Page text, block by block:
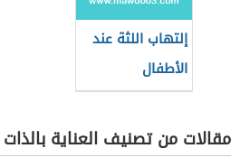
إلتهاب اللثة عند
الأطفال
مقالات من تصنيف العناية بالذات